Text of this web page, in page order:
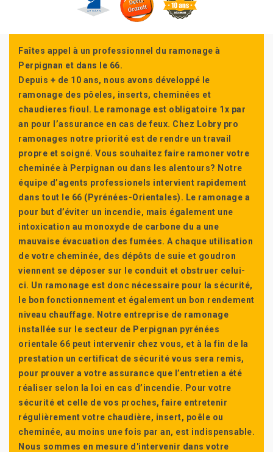
Faîtes appel à un professionnel du ramonage à
Perpignan et dans le 66.
Depuis + de 10 ans, nous avons développé le
ramonage des pôeles, inserts, cheminées et
chaudieres fioul. Le ramonage est obligatoire 1x par
an pour l’assurance en cas de feux. Chez Lobry pro
ramonages notre priorité est de rendre un travail
propre et soigné. Vous souhaitez faire ramoner votre
cheminée à Perpignan ou dans les alentours? Notre
équipe d’agents professionels intervient rapidement
dans tout le 66 (Pyrénées-Orientales). Le ramonage a
pour but d’éviter un incendie, mais également une
intoxication au monoxyde de carbone du a une
mauvaise évacuation des fumées. A chaque utilisation
de votre cheminée, des dépôts de suie et goudron
viennent se déposer sur le conduit et obstruer celui-
ci. Un ramonage est donc nécessaire pour la sécurité,
le bon fonctionnement et également un bon rendement
niveau chauffage. Notre entreprise de ramonage
installée sur le secteur de Perpignan pyrénées
orientale 66 peut intervenir chez vous, et à la fin de la
prestation un certificat de sécurité vous sera remis,
pour prouver a votre assurance que l’entretien a été
réaliser selon la loi en cas d’incendie. Pour votre
sécurité et celle de vos proches, faire entretenir
régulièrement votre chaudière, insert, poêle ou
cheminée, au moins une fois par an, est indispensable.
Nous sommes en mesure d'intervenir dans votre